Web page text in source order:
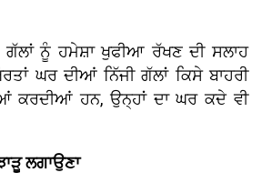
ਗੱਲਾਂ ਨੂੰ ਹਮੇਸ਼ਾ ਖੁਫੀਆ ਰੱਖਣ ਦੀ ਸਲਾਹ
ਘਰ ਦੀਆਂ ਨਿੱਜੀ ਗੱਲਾਂ ਕਿਸੇ ਬਾਹਰੀ
ਕਰਦੀਆਂ ਹਨ, ਉਨ੍ਹਾਂ ਦਾ ਘਰ ਕਦੇ ਵੀ
ਲਗਾਉਣਾ